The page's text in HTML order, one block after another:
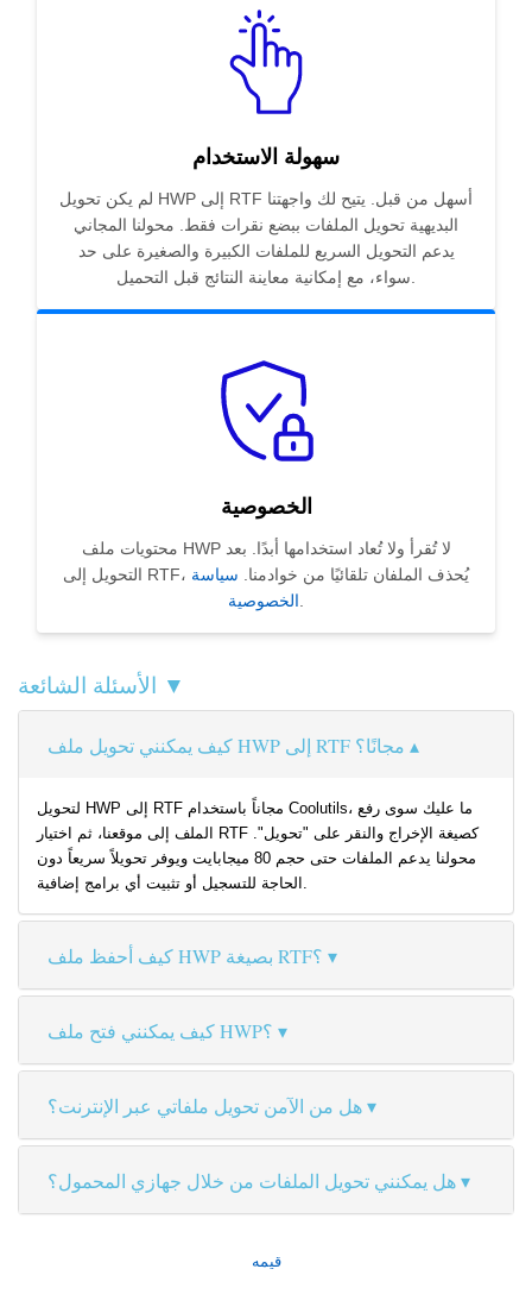
سهولة الاستخدام
لم يكن تحويل HWP إلى RTF أسهل من قبل. يتيح لك واجهتنا
البديهية تحويل الملفات ببضع نقرات فقط. محولنا المجاني
يدعم التحويل السريع للملفات الكبيرة والصغيرة على حد
سواء، مع إمكانية معاينة النتائج قبل التحميل.
الخصوصية
محتويات ملف HWP لا تُقرأ ولا تُعاد استخدامها أبدًا. بعد
التحويل إلى RTF، يُحذف الملفان تلقائيًا من خوادمنا. سياسة
الخصوصية.
الأسئلة الشائعة ▼
كيف يمكنني تحويل ملف HWP إلى RTF مجانًا؟
لتحويل HWP إلى RTF مجاناً باستخدام Coolutils، ما عليك سوى رفع
الملف إلى موقعنا، ثم اختيار RTF كصيغة الإخراج والنقر على "تحويل".
محولنا يدعم الملفات حتى حجم 80 ميجابايت ويوفر تحويلاً سريعاً دون
الحاجة للتسجيل أو تثبيت أي برامج إضافية.
كيف أحفظ ملف HWP بصيغة RTF؟
كيف يمكنني فتح ملف HWP؟
هل من الآمن تحويل ملفاتي عبر الإنترنت؟
هل يمكنني تحويل الملفات من خلال جهازي المحمول؟
قيمه